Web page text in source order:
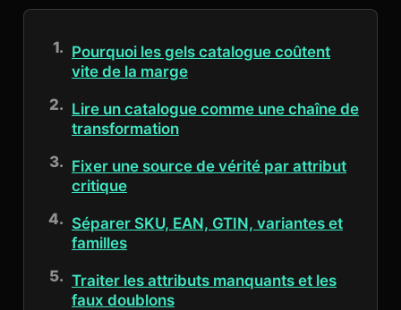
Pourquoi les gels catalogue coûtent
vite de la marge
Lire un catalogue comme une chaîne de
transformation
Fixer une source de vérité par attribut
critique
Séparer SKU, EAN, GTIN, variantes et
familles
Traiter les attributs manquants et les
faux doublons